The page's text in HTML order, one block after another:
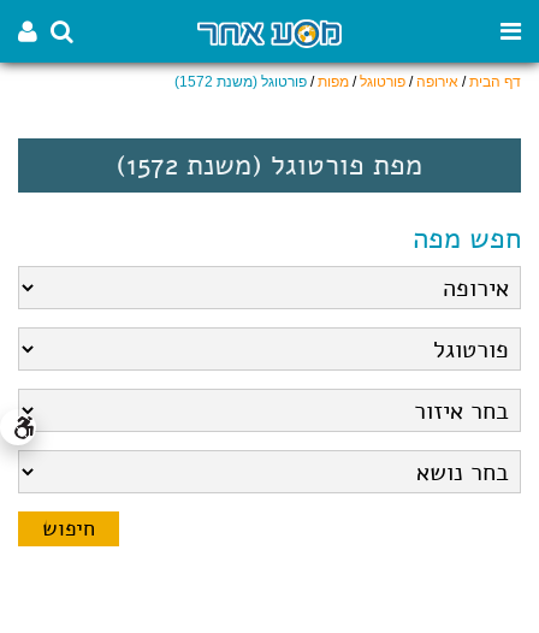
דף הבית/ אירופה/ פורטוגל/ מפות/ פורטוגל (משנת 1572)
מפת פורטוגל (משנת 1572)
חפש מפה